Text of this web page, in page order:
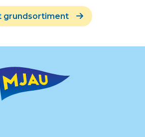
grundsortiment